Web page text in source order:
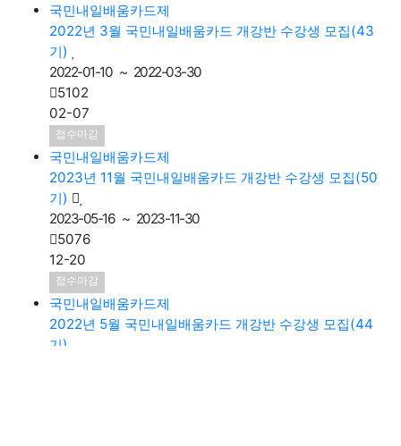
2022년 3월 국민내일배움카드 개강반 수강생 모집(43
기)
2022-01-10 ~ 2022-03-30
5102
02-07
접수마감
국민내일배움카드제
2023년 11월 국민내일배움카드 개강반 수강생 모집(50
기)
2023-05-16 ~ 2023-11-30
5076
12-20
접수마감
국민내일배움카드제
2022년 5월 국민내일배움카드 개강반 수강생 모집(44
기)
2022-03-17 ~ 2022-05-11